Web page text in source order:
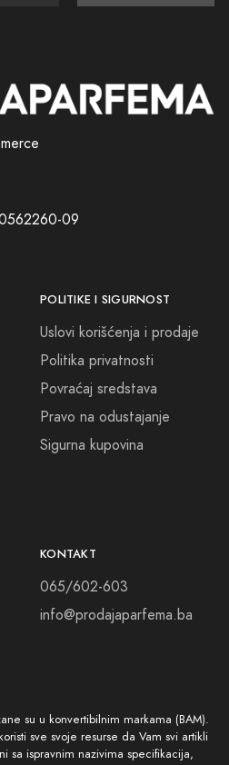
09
POLITIKE I SIGURNOST
Uslovi korišćenja i prodaje
Politika privatnosti
Povraćaj sredstava
Pravo na odustajanje
Sigurna kupovina
KONTAKT
065/602-603
info@prodajaparfema.ba
su u konvertibilnim markama (BAM).
sve svoje resurse da Vam svi artikli
sa ispravnim nazivima specifikacija,